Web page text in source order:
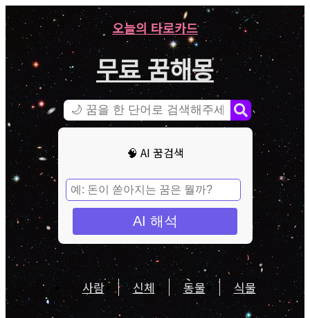
오늘의 타로카드
무료 꿈해몽
🧠 AI 꿈검색
AI 해석
사람 신체 동물 식물